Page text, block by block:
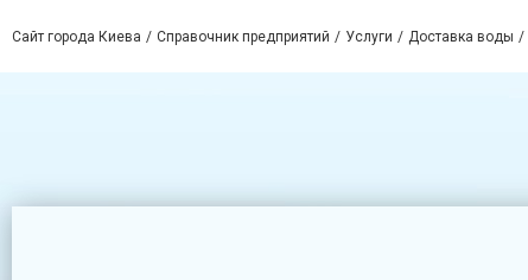
Сайт города Киева Справочник предприятий Услуги Доставка воды